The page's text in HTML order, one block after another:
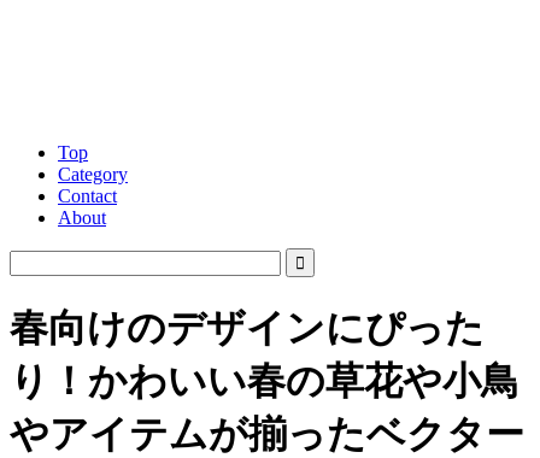
Top
Category
Contact
About
春向けのデザインにぴった
り！かわいい春の草花や小鳥
やアイテムが揃ったベクター